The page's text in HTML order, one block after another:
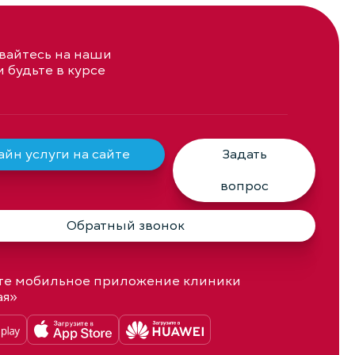
на наши
будьте в курсе
услуги на сайте
Задать
вопрос
Обратный звонок
мобильное приложение клиники